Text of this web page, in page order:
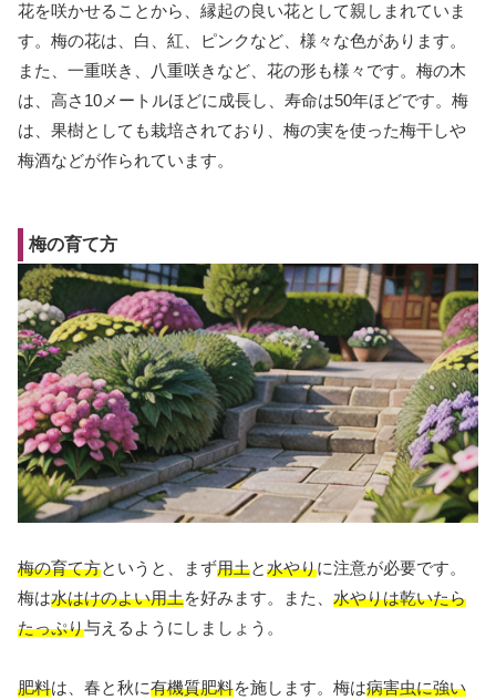
花を咲かせることから、縁起の良い花として親しまれていま
す。梅の花は、白、紅、ピンクなど、様々な色があります。
また、一重咲き、八重咲きなど、花の形も様々です。梅の木
は、高さ10メートルほどに成長し、寿命は50年ほどです。梅
は、果樹としても栽培されており、梅の実を使った梅干しや
梅酒などが作られています。
梅の育て方
梅の育て方というと、まず用土と水やりに注意が必要です。
梅は水はけのよい用土を好みます。また、 水やりは乾いたら
たっぷり与えるようにしましょう。
肥料は、春と秋に有機質肥料を施します。梅は病害虫に強い